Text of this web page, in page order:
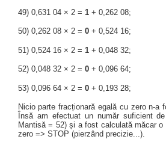
49) 0,631 04 × 2 = 1+ 0,262 08;
50) 0,262 08 × 2 = 0+ 0,524 16;
51) 0,524 16 × 2 = 1+ 0,048 32;
52) 0,048 32 × 2 = 0+ 0,096 64;
53) 0,096 64 × 2 = 0+ 0,193 28;
Nicio parte fracționară egală cu zero n-a
Însă am efectuat un număr suficient
Mantisă = 52) și a fost calculată măcar o
zero => STOP (pierzând precizie...).